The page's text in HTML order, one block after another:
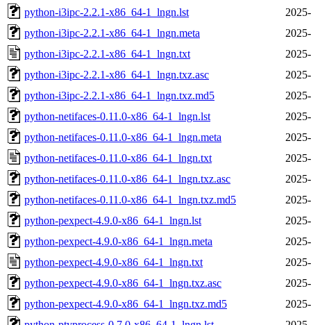
python-i3ipc-2.2.1-x86_64-1_lngn.lst
python-i3ipc-2.2.1-x86_64-1_lngn.meta
python-i3ipc-2.2.1-x86_64-1_lngn.txt
python-i3ipc-2.2.1-x86_64-1_lngn.txz.asc
python-i3ipc-2.2.1-x86_64-1_lngn.txz.md5
python-netifaces-0.11.0-x86_64-1_lngn.lst
python-netifaces-0.11.0-x86_64-1_lngn.meta
python-netifaces-0.11.0-x86_64-1_lngn.txt
python-netifaces-0.11.0-x86_64-1_lngn.txz.asc
python-netifaces-0.11.0-x86_64-1_lngn.txz.md5
python-pexpect-4.9.0-x86_64-1_lngn.lst
python-pexpect-4.9.0-x86_64-1_lngn.meta
python-pexpect-4.9.0-x86_64-1_lngn.txt
python-pexpect-4.9.0-x86_64-1_lngn.txz.asc
python-pexpect-4.9.0-x86_64-1_lngn.txz.md5